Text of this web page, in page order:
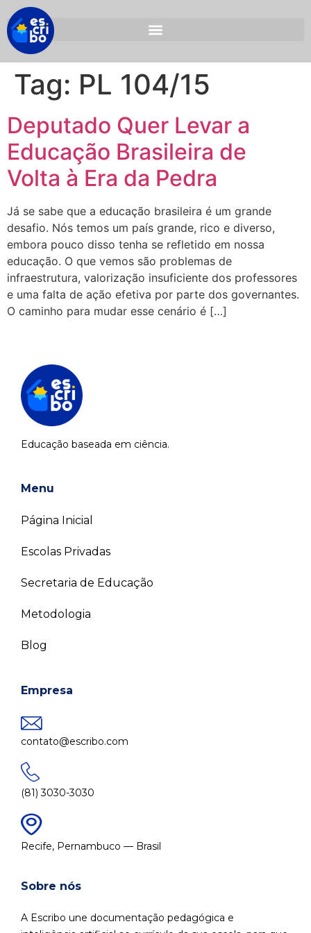
Tag: PL 104/15
Deputado Quer Levar a
Educação Brasileira de
Volta à Era da Pedra
Já se sabe que a educação brasileira é um grande
desafio. Nós temos um país grande, rico e diverso,
embora pouco disso tenha se refletido em nossa
educação. O que vemos são problemas de
infraestrutura, valorização insuficiente dos professores
e uma falta de ação efetiva por parte dos governantes.
O caminho para mudar esse cenário é […]
Educação baseada em ciência.
Menu
Página Inicial
Escolas Privadas
Secretaria de Educação
Metodologia
Blog
Empresa
contato@escribo.com
(81) 3030-3030
Recife, Pernambuco — Brasil
Sobre nós
A Escribo une documentação pedagógica e